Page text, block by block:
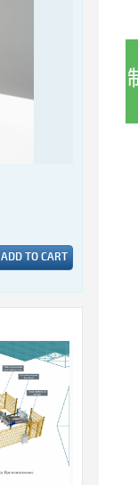
ADD TO CART